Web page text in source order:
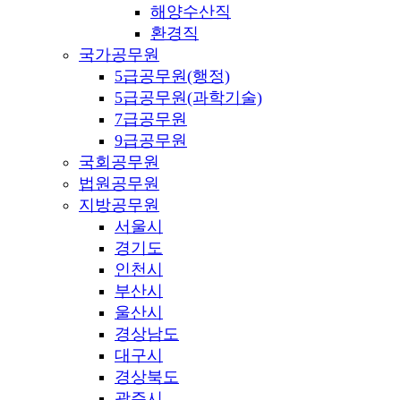
해양수산직
환경직
국가공무원
5급공무원(행정)
5급공무원(과학기술)
7급공무원
9급공무원
국회공무원
법원공무원
지방공무원
서울시
경기도
인천시
부산시
울산시
경상남도
대구시
경상북도